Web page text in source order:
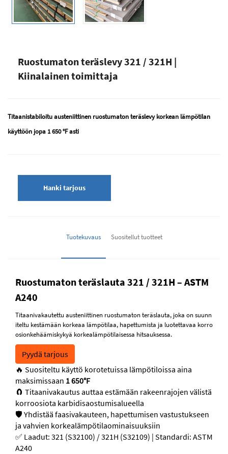
Ruostumaton teräslevy 321 / 321H |
Kiinalainen toimittaja
Titaanistabiloitu austeniittinen ruostumaton teräslevy korkean lämpötilan
käyttöön jopa 1 650 °F asti
Hanki tarjous
Tuotekuvaus Suositellut tuotteet
Ruostumaton teräslauta 321 / 321H – ASTM
A240
Titaanivakautettu austeniittinen ruostumaton teräslauta, joka on suunn
iteltu kestämään korkeaa lämpötilaa, hapettumista ja luotettavaa korro
osionkehäämiskykyä korkealämpötilaisessa hitsauksessa.
Pyydä tarjous
🔥 Suositeltu käyttö korotetuissa lämpötiloissa aina
maksimissaan 1 650°F
🧲 Titaanivakautus auttaa estämään rakeenrajojen välistä
korroosiota karbidisaostumisalueella
🛡 Yhdistää faasivakauteen, hapettumisen vastustukseen
ja vahvien korkealämpötilaominaisuuksiin
✅ Laadut: 321 (S32100) / 321H (S32109) | Standardi: ASTM
A240